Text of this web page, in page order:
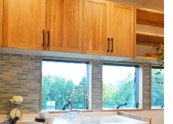
の整備・社員教育の徹底等の必要な
対策を実施し個人情報の厳重な管理